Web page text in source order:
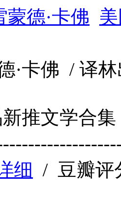
蒙德·卡佛
·卡佛 / 译
推文学合
细 / 豆瓣